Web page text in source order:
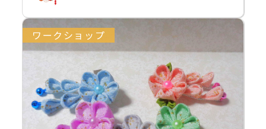
ワークショップ